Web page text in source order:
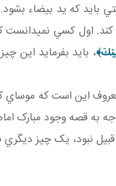
بايد که يد بيضاء
اول کسي نمي دانست
، بايد بفرمايد اين
اين است که موساي
به قصه وجود مبارک
نبود، يک چيز ديگري